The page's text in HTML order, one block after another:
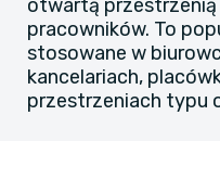
otwartą
pracowników. To
stosowane w
kancelariach,
przestrzeniach typu